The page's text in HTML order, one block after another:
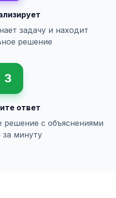
задачу и находит
решение
3
ответ
с объяснениями
за минуту